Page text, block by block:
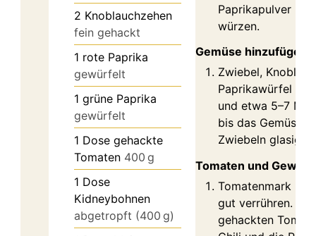
2 Knoblauchzehen
fein gehackt
1 rote Paprika
gewürfelt
1 grüne Paprika
gewürfelt
1 Dose gehackte
Tomaten 400 g
1 Dose
Kidneybohnen
abgetropft (400 g)
Paprikapulver
würzen.
Gemüse hinzufügen
Zwiebel,
Paprikawürfel
und etwa 5–7
bis das Gemüse
Zwiebeln glasig
Tomaten und
Tomatenmark
gut verrühren.
gehackten